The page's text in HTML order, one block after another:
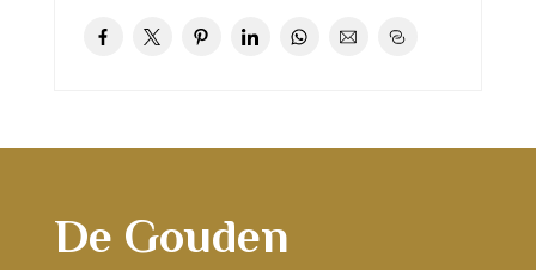
De Gouden